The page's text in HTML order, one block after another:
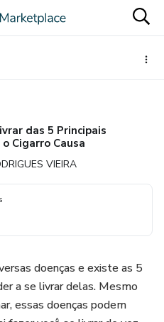
das 5 Principais
Cigarro Causa
VIEIRA
doenças e existe as 5
a se livrar delas. Mesmo
essas doenças podem